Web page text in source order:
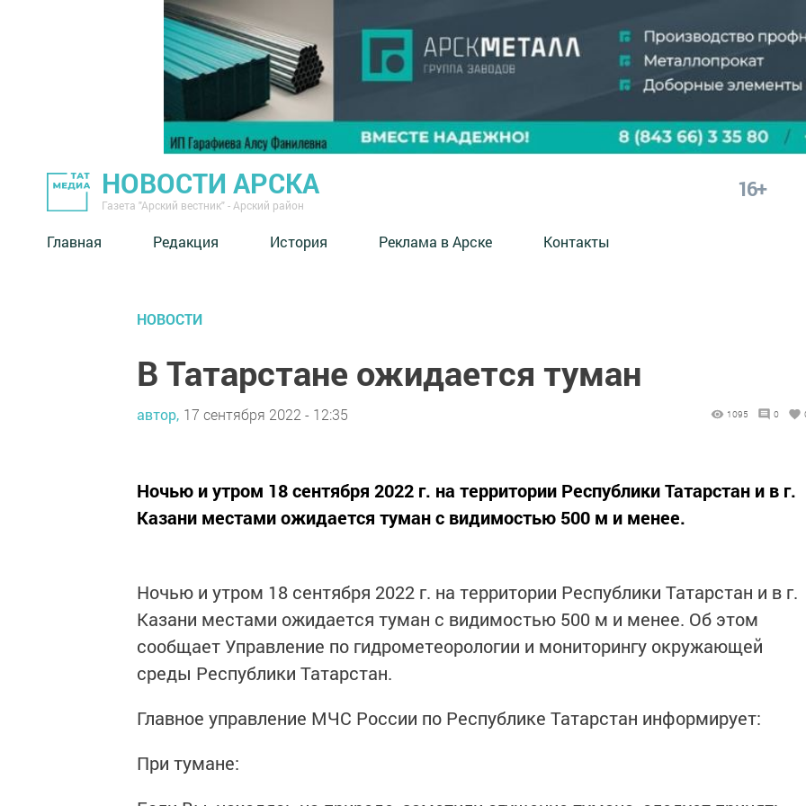
НОВОСТИ АРСКА
Газета "Арский вестник" - Арский район
16+
Главная Редакция История Реклама в Арске Контакты
НОВОСТИ
В Татарстане ожидается туман
автор, 17 сентября 2022 - 12:35 1095 0
Ночью и утром 18 сентября 2022 г. на территории Республики Татарстан и в г.
Казани местами ожидается туман с видимостью 500 м и менее.
Ночью и утром 18 сентября 2022 г. на территории Республики Татарстан и в г.
Казани местами ожидается туман с видимостью 500 м и менее. Об этом
сообщает Управление по гидрометеорологии и мониторингу окружающей
среды Республики Татарстан.
Главное управление МЧС России по Республике Татарстан информирует:
При тумане: